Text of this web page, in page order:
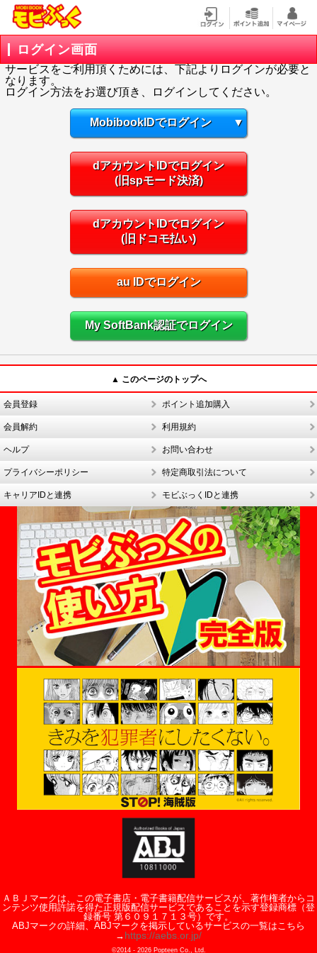
ログイン画面
サービスをご利用頂くためには、下記よりログインが必要と
なります。
ログイン方法をお選び頂き、ログインしてください。
MobibookIDでログイン ▼
dアカウントIDでログイン
(旧spモード決済)
dアカウントIDでログイン
(旧ドコモ払い)
au IDでログイン
My SoftBank認証でログイン
▲ このページのトップへ
会員登録 ポイント追加購入
会員解約 利用規約
ヘルプ お問い合わせ
プライバシーポリシー 特定商取引法について
キャリアIDと連携 モビぶっくIDと連携
ＡＢＪマークは、この電子書店・電子書籍配信サービスが、著作権者からコ
ンテンツ使用許諾を得た正規版配信サービスであることを示す登録商標（登
録番号 第６０９１７１３号）です。
ABJマークの詳細、ABJマークを掲示しているサービスの一覧はこちら
→ https://aebs.or.jp/
©2014 - 2026Popteen Co., Ltd.